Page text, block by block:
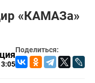
«КАМАЗа»
Поделиться: